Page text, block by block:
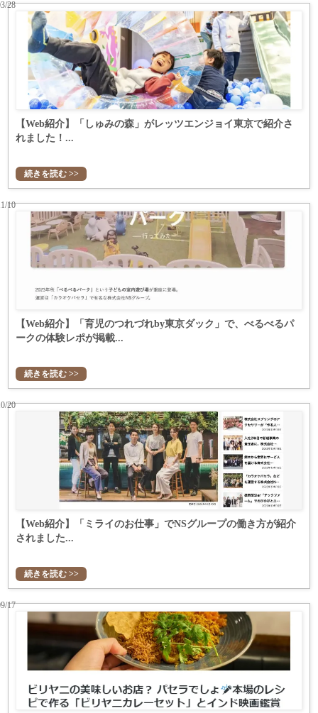
【Web紹介】「しゅみの森」がレッツエンジョイ東京で紹介さ
れました！...
28
続きを読む >>
【Web紹介】「育児のつれづれby東京ダック」で、べるべるパ
ークの体験レポが掲載...
10
続きを読む >>
【Web紹介】「ミライのお仕事」でNSグループの働き方が紹介
されました...
20
続きを読む >>
17